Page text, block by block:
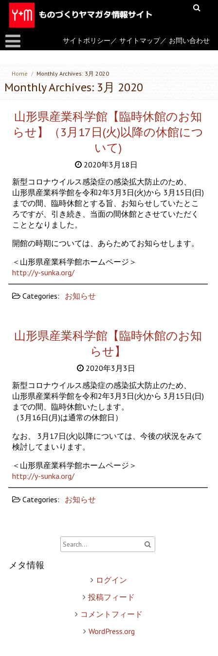
サイトポリシー ／サイトマップ／ お問い合わせ
Home / Monthly Archives: 3月 2020
Monthly Archives: 3月 2020
山形県産業科学館【臨時休館のお知
らせ】（3月17日(火)以降の休館につ
いて)
2020年3月18日
新型コロナウイルス感染症の感染拡大防止のため、
山形県産業科学館を令和2年3月3日(火)から 3月15日(日)
までの間、臨時休館とする旨、お知らせしていたとこ
ろですが、引き続き、当面の間休館とさせていただく
こととなりました。
開館の時期については、あらためてお知らせします。
＜山形県産業科学館ホームページ＞
http://y-sunka.org/
Categories: お知らせ
山形県産業科学館【臨時休館のお知
らせ】
2020年3月3日
新型コロナウイルス感染症の感染拡大防止のため、
山形県産業科学館を令和2年3月3日(火)から 3月15日(日)
までの間、臨時休館いたします。
（3月16日(月)は通常の休館日）
なお、 3月17日(火)以降については、今後の状況をみて
検討してまいります。
＜山形県産業科学館ホームページ＞
http://y-sunka.org/
Categories: お知らせ
メタ情報
ログイン
投稿フィード
コメントフィード
WordPress.org